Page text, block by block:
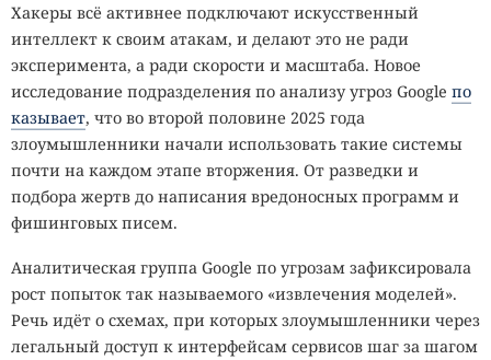
Хакеры всё активнее подключают искусственный
интеллект к своим атакам, и делают это не ради
эксперимента, а ради скорости и масштаба. Новое
исследование подразделения по анализу угроз Google по
казывает, что во второй половине 2025 года
злоумышленники начали использовать такие системы
почти на каждом этапе вторжения. От разведки и
подбора жертв до написания вредоносных программ и
фишинговых писем.
Аналитическая группа Google по угрозам зафиксировала
рост попыток так называемого «извлечения моделей».
Речь идёт о схемах, при которых злоумышленники через
легальный доступ к интерфейсам сервисов шаг за шагом